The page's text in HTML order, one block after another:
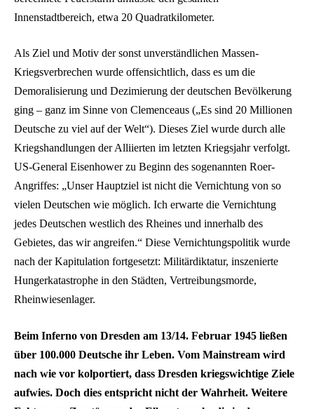
Innenstadtbereich, etwa 20 Quadratkilometer.
Als Ziel und Motiv der sonst unverständlichen Massen-
Kriegsverbrechen wurde offensichtlich, dass es um die
Demoralisierung und Dezimierung der deutschen Bevölkerung
ging – ganz im Sinne von Clemenceaus („Es sind 20 Millionen
Deutsche zu viel auf der Welt“). Dieses Ziel wurde durch alle
Kriegshandlungen der Alliierten im letzten Kriegsjahr verfolgt.
US-General Eisenhower zu Beginn des sogenannten Roer-
Angriffes: „Unser Hauptziel ist nicht die Vernichtung von so
vielen Deutschen wie möglich. Ich erwarte die Vernichtung
jedes Deutschen westlich des Rheines und innerhalb des
Gebietes, das wir angreifen.“ Diese Vernichtungspolitik wurde
nach der Kapitulation fortgesetzt: Militärdiktatur, inszenierte
Hungerkatastrophe in den Städten, Vertreibungsmorde,
Rheinwiesenlager.
Beim Inferno von Dresden am 13/14. Februar 1945 ließen
über 100.000 Deutsche ihr Leben. Vom Mainstream wird
nach wie vor kolportiert, dass Dresden kriegswichtige Ziele
aufwies. Doch dies entspricht nicht der Wahrheit. Weitere